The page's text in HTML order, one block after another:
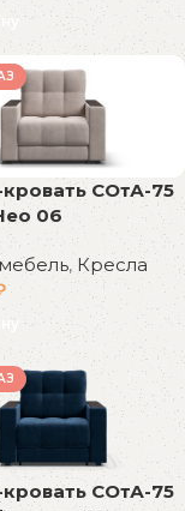
СОтА-75
06
, Кресла
СОтА-75